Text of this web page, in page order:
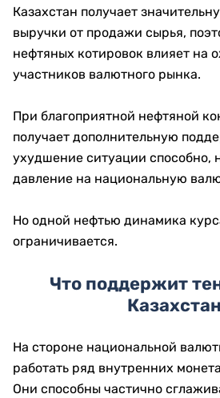
Казахстан получает
выручки от продажи сырья,
нефтяных котировок влияет на
участников валютного рынка.
При благоприятной нефтяной
получает дополнительную
ухудшение ситуации способно,
давление на национальную
Но одной нефтью динамика
ограничивается.
Что поддержит
На стороне национальной
работать ряд внутренних
Они способны частично